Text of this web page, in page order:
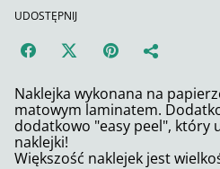
UDOSTĘPNIJ
Naklejka wykonana na
matowym laminatem.
dodatkowo "easy peel", który
naklejki!
Większość naklejek jest